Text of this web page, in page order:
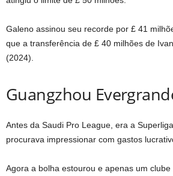
Galeno assinou seu recorde por £ 41
que a transferência de £ 40 milhões de
(2024).
Guangzhou
Antes da Saudi Pro League, era a
procurava impressionar com gastos
Agora a bolha estourou e apenas um